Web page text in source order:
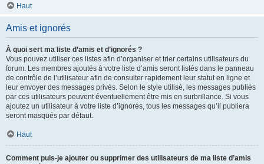
Haut
Amis et ignorés
À quoi sert ma liste d’amis et d’ignorés ?
Vous pouvez utiliser ces listes afin d’organiser et trier certains utilisateurs du
forum. Les membres ajoutés à votre liste d’amis seront listés dans le panneau
de contrôle de l’utilisateur afin de consulter rapidement leur statut en ligne et
leur envoyer des messages privés. Selon le style utilisé, les messages publiés
par ces utilisateurs peuvent éventuellement être mis en surbrillance. Si vous
ajoutez un utilisateur à votre liste d’ignorés, tous les messages qu’il publiera
seront masqués par défaut.
Haut
Comment puis-je ajouter ou supprimer des utilisateurs de ma liste d’amis